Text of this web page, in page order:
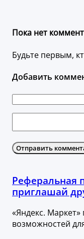
Пока нет
Будьте первым,
Добавить
Отправить
Реферальная
приглашай
«Яндекс.
возможностей